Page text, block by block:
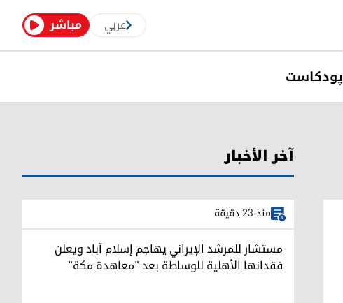
مباشر عربي
پودکاست
آخر الأخبار
منذ 23 دقيقة
مستشار للمرشد الإيراني يهاجم إسلام آباد ويعلن
فقدانها الأهلية للوساطة بعد "معاهدة مكة"